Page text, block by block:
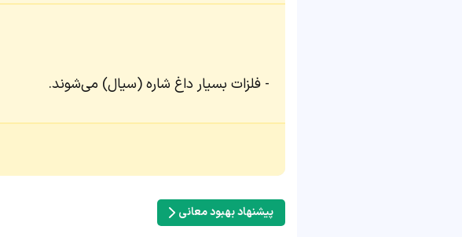
فلزات بسیار داغ شاره (سیال) می‌شوند.
پیشنهاد بهبود معانی